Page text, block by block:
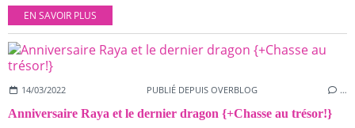
EN SAVOIR PLUS
14/03/2022 PUBLIÉ DEPUIS OVERBLOG …
Anniversaire Raya et le dernier dragon {+Chasse au trésor!}